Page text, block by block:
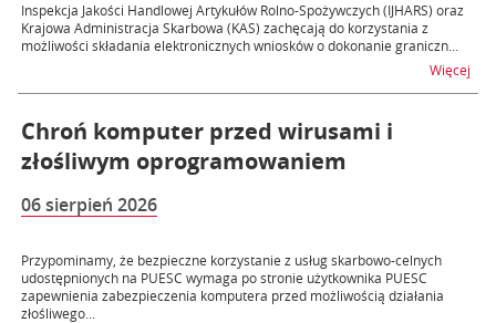
Inspekcja Jakości Handlowej Artykułów Rolno-Spożywczych (IJHARS) oraz
Krajowa Administracja Skarbowa (KAS) zachęcają do korzystania z
możliwości składania elektronicznych wniosków o dokonanie graniczn...
Więcej
Chroń komputer przed wirusami i
złośliwym oprogramowaniem
06 sierpień 2026
Przypominamy, że bezpieczne korzystanie z usług skarbowo-celnych
udostępnionych na PUESC wymaga po stronie użytkownika PUESC
zapewnienia zabezpieczenia komputera przed możliwością działania
złośliwego...